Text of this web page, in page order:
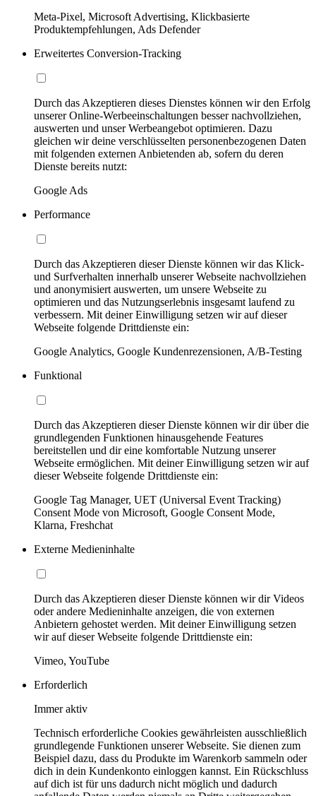
Meta-Pixel, Microsoft Advertising, Klickbasierte
Produktempfehlungen, Ads Defender
Erweitertes Conversion-Tracking
Durch das Akzeptieren dieses Dienstes können wir den Erfolg
unserer Online-Werbeeinschaltungen besser nachvollziehen,
auswerten und unser Werbeangebot optimieren. Dazu
gleichen wir deine verschlüsselten personenbezogenen Daten
mit folgenden externen Anbietenden ab, sofern du deren
Dienste bereits nutzt:
Google Ads
Performance
Durch das Akzeptieren dieser Dienste können wir das Klick-
und Surfverhalten innerhalb unserer Webseite nachvollziehen
und anonymisiert auswerten, um unsere Webseite zu
optimieren und das Nutzungserlebnis insgesamt laufend zu
verbessern. Mit deiner Einwilligung setzen wir auf dieser
Webseite folgende Drittdienste ein:
Google Analytics, Google Kundenrezensionen, A/B-Testing
Funktional
Durch das Akzeptieren dieser Dienste können wir dir über die
grundlegenden Funktionen hinausgehende Features
bereitstellen und dir eine komfortable Nutzung unserer
Webseite ermöglichen. Mit deiner Einwilligung setzen wir auf
dieser Webseite folgende Drittdienste ein:
Google Tag Manager, UET (Universal Event Tracking)
Consent Mode von Microsoft, Google Consent Mode,
Klarna, Freshchat
Externe Medieninhalte
Durch das Akzeptieren dieser Dienste können wir dir Videos
oder andere Medieninhalte anzeigen, die von externen
Anbietern gehostet werden. Mit deiner Einwilligung setzen
wir auf dieser Webseite folgende Drittdienste ein:
Vimeo, YouTube
Erforderlich
Immer aktiv
Technisch erforderliche Cookies gewährleisten ausschließlich
grundlegende Funktionen unserer Webseite. Sie dienen zum
Beispiel dazu, dass du Produkte im Warenkorb sammeln oder
dich in dein Kundenkonto einloggen kannst. Ein Rückschluss
auf dich ist für uns dadurch nicht möglich und dadurch